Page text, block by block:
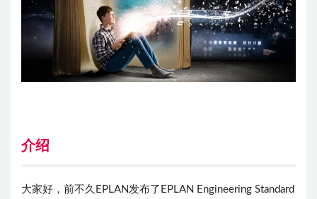
介绍
大家好，前不久EPLAN发布了EPLAN Engineering Standard